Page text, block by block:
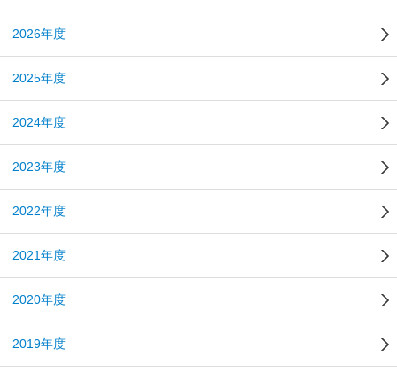
2026年度
2025年度
2024年度
2023年度
2022年度
2021年度
2020年度
2019年度